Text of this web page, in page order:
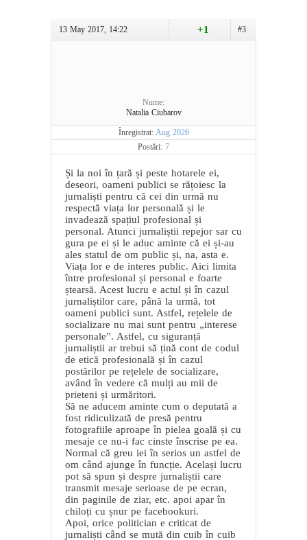
13 May 2017, 14:22 #3
+1
Nume:
Natalia Ciubarov
Înregistrat: Aug 2026
Postări: 7
Și la noi în țară și peste hotarele ei,
deseori, oameni publici se rățoiesc la
jurnaliști pentru că cei din urmă nu
respectă viața lor personală și le
invadează spațiul profesional și
personal. Atunci jurnaliștii repejor sar cu
gura pe ei și le aduc aminte că ei și-au
ales statul de om public și, na, asta e.
Viața lor e de interes public. Aici limita
între profesional și personal e foarte
ștearsă. Acest lucru e actul și în cazul
jurnaliștilor care, până la urmă, tot
oameni publici sunt. Astfel, rețelele de
socializare nu mai sunt pentru „interese
personale”. Astfel, cu siguranță
jurnaliștii ar trebui să țină cont de codul
de etică profesională și în cazul
postărilor pe rețelele de socializare,
având în vedere că mulți au mii de
prieteni și urmăritori.
Să ne aducem aminte cum o deputată a
fost ridiculizată de presă pentru
fotografiile aproape în pielea goală și cu
mesaje ce nu-i fac cinste înscrise pe ea.
Normal că greu iei în serios un astfel de
om când ajunge în funcție. Același lucru
pot să spun și despre jurnaliștii care
transmit mesaje serioase de pe ecran,
din paginile de ziar, etc. apoi apar în
chiloți cu șnur pe facebookuri.
Apoi, orice politician e criticat de
jurnaliști când se mută din cuib în cuib